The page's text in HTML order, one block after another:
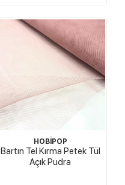
HOBİPOP
Bartın Tel Kırma Petek Tül
Açık Pudra